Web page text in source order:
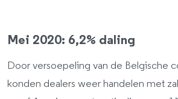
Mei 2020: 6,2% daling
Door versoepeling van de Belgische
konden dealers weer handelen met